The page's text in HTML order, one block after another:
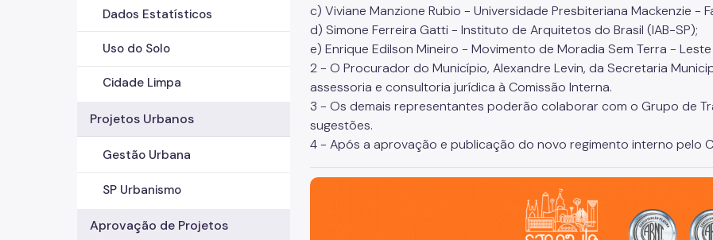
Dados Estatísticos
Uso do Solo
Cidade Limpa
Projetos Urbanos
Gestão Urbana
SP Urbanismo
Aprovação de Projetos
c) Viviane Manzione Rubio - Universidade Presbiteriana Mackenzie -
d) Simone Ferreira Gatti - Instituto de Arquitetos do Brasil (IAB-SP);
e) Enrique Edilson Mineiro - Movimento de Moradia Sem Terra - Leste
2 - O Procurador do Município, Alexandre Levin, da Secretaria
assessoria e consultoria jurídica à Comissão Interna.
3 - Os demais representantes poderão colaborar com o Grupo de
sugestões.
4 - Após a aprovação e publicação do novo regimento interno pelo
São Paulo, cidade inteligente, resiliente e sustentável